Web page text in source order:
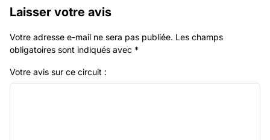
Laisser votre avis
Votre adresse e-mail ne sera pas publiée. Les champs
obligatoires sont indiqués avec *
Votre avis sur ce circuit :